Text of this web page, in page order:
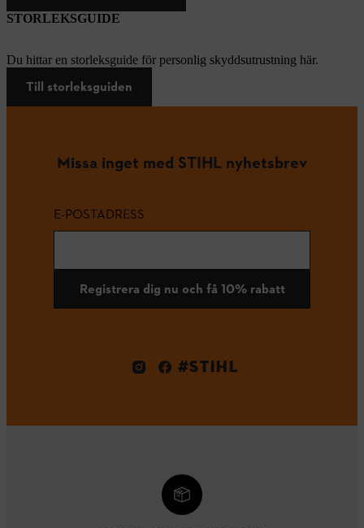
STORLEKSGUIDE
Du hittar en storleksguide för personlig skyddsutrustning här.
Till storleksguiden
Missa inget med STIHL nyhetsbrev
E-POSTADRESS
Registrera dig nu och få 10% rabatt
#STIHL